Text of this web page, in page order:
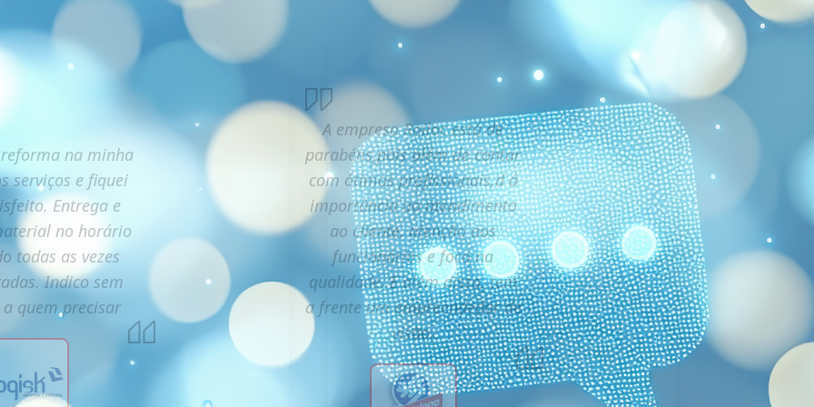
na minha
serviços e fiquei
Entrega e
no horário
todas as vezes
Indico sem
quem precisar
A empresa Railoc está de
parabéns,pois além de contar
com ótimos profissionais,d á
importância ao atendimento
ao cliente, atenção aos
funcionários e foco na
qualidade. E além disso, tem
a frente um empreendedor de
visão.